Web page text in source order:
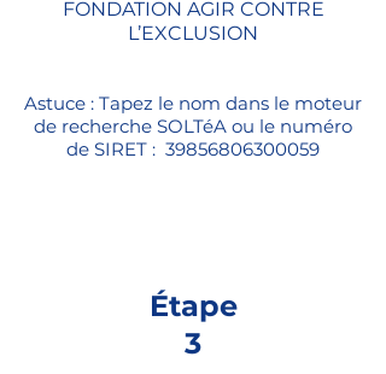
Astuce : Tapez le nom dans le moteur
de recherche SOLTéA ou le numéro
de SIRET : 39856806300059
FONDATION AGIR CONTRE
L’EXCLUSION
Étape
3